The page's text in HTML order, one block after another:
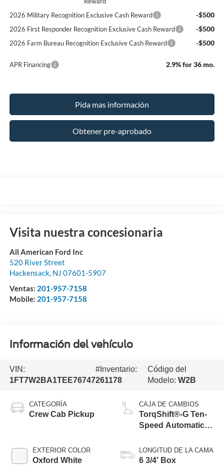
2026 Military Recognition Exclusive Cash Reward -$500
2026 First Responder Recognition Exclusive Cash Reward -$500
2026 Farm Bureau Recognition Exclusive Cash Reward -$500
APR Financing 2.9% for 36 mo.
Pida mas información
Obtener pre-aprobado
Visita nuestra concesionaria
All American Ford Inc
520 River Street
Hackensack, NJ 07601-5907
Ventas: 201-957-7158
Mobile: 201-957-7158
Información del vehículo
VIN:
1FT7W2BA1TEE76747
#Inventario:
261178
Código del
Modelo:W2B
CATEGORÍA
Crew Cab Pickup
EXTERIOR COLOR
Oxford White
CAJA DE CAMBIOS
TorqShift®-G Ten-
Speed Automatic
Selectable Drive
Modes
LONGITUD DE LA CAMA
6 3/4' Box